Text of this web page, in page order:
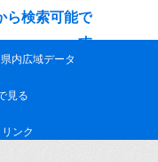
ら検索可能で
す
県内広域データ
見る
リンク